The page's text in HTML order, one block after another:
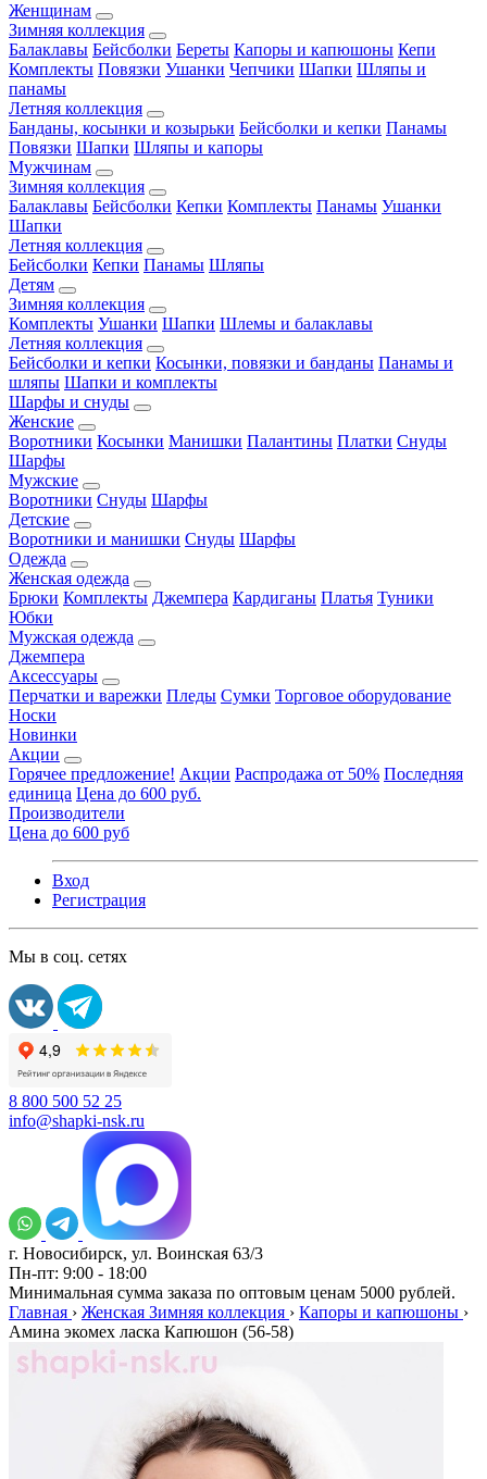
Женщинам
Зимняя коллекция
Балаклавы Бейсболки Береты Капоры и капюшоны Кепи
Комплекты Повязки Ушанки Чепчики Шапки Шляпы и
панамы
Летняя коллекция
Банданы, косынки и козырьки Бейсболки и кепки Панамы
Повязки Шапки Шляпы и капоры
Мужчинам
Зимняя коллекция
Балаклавы Бейсболки Кепки Комплекты Панамы Ушанки
Шапки
Летняя коллекция
Бейсболки Кепки Панамы Шляпы
Детям
Зимняя коллекция
Комплекты Ушанки Шапки Шлемы и балаклавы
Летняя коллекция
Бейсболки и кепки Косынки, повязки и банданы Панамы и
шляпы Шапки и комплекты
Шарфы и снуды
Женские
Воротники Косынки Манишки Палантины Платки Снуды
Шарфы
Мужские
Воротники Снуды Шарфы
Детские
Воротники и манишки Снуды Шарфы
Одежда
Женская одежда
Брюки Комплекты Джемпера Кардиганы Платья Туники
Юбки
Мужская одежда
Джемпера
Аксессуары
Перчатки и варежки Пледы Сумки Торговое оборудование
Носки
Новинки
Акции
Горячее предложение! Акции Распродажа от 50% Последняя
единица Цена до 600 руб.
Производители
Цена до 600 руб
Вход
Регистрация
Мы в соц. сетях
8 800 500 52 25
info@shapki-nsk.ru
г. Новосибирск, ул. Воинская 63/3
Пн-пт: 9:00 - 18:00
Минимальная сумма заказа по оптовым ценам 5000 рублей.
Главная › Женская Зимняя коллекция › Капоры и капюшоны ›
Амина экомех ласка Капюшон (56-58)